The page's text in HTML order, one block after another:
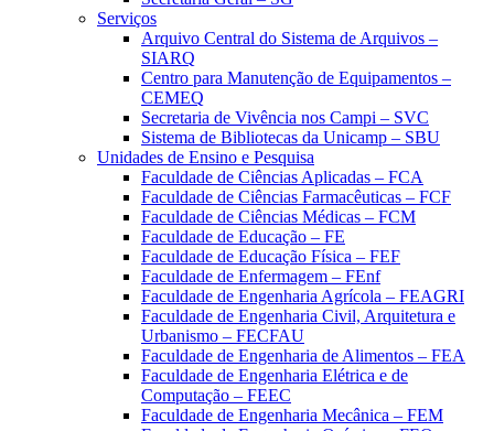
Serviços
Arquivo Central do Sistema de Arquivos –
SIARQ
Centro para Manutenção de Equipamentos –
CEMEQ
Secretaria de Vivência nos Campi – SVC
Sistema de Bibliotecas da Unicamp – SBU
Unidades de Ensino e Pesquisa
Faculdade de Ciências Aplicadas – FCA
Faculdade de Ciências Farmacêuticas – FCF
Faculdade de Ciências Médicas – FCM
Faculdade de Educação – FE
Faculdade de Educação Física – FEF
Faculdade de Enfermagem – FEnf
Faculdade de Engenharia Agrícola – FEAGRI
Faculdade de Engenharia Civil, Arquitetura e
Urbanismo – FECFAU
Faculdade de Engenharia de Alimentos – FEA
Faculdade de Engenharia Elétrica e de
Computação – FEEC
Faculdade de Engenharia Mecânica – FEM